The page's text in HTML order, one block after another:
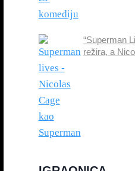
“Superman
režira, a